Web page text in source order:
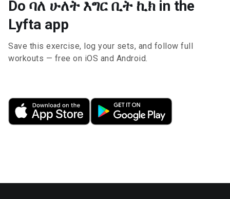
Do ባለ ሁለት እግር ቢት ኪክ in the
Lyfta app
Save this exercise, log your sets, and follow full
workouts — free on iOS and Android.